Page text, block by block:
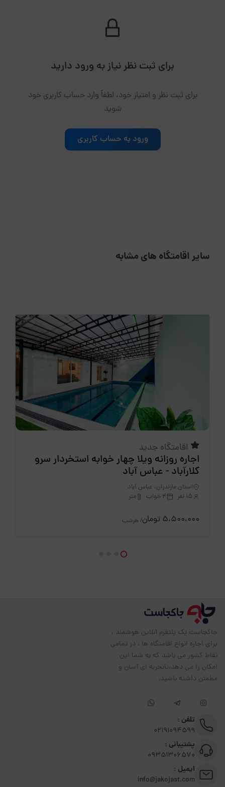
برای ثبت نظر نیاز به ورود دارید
برای ثبت نظر و امتیاز خود، لطفاً وارد حساب کاربری خود
شوید
ورود به حساب کاربری
سایر اقامتگاه های مشابه
اقامتگاه جدید
اجاره روزانه ویلا چهار خوابه استخردار سرو
کلارآباد - عباس آباد
استان مازندران، عباس آباد
15 نفر
4 خواب متر
5،500،000 تومان / هرشب
جاکجاست یک پلتفرم آنلاین هوشمند ،
برای اجاره انواع اقامتگاه ها ، در تمامی
نقاط کشور می باشد که به شما این
امکان را می دهد،تاتجربه ای آسان و
مطمئن داشته باشید.
تلفن :
02191094599
پشتیبانی :
09351306570
ایمیل :
info@jakojast.com